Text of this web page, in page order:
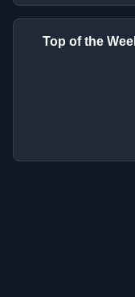
Top of the